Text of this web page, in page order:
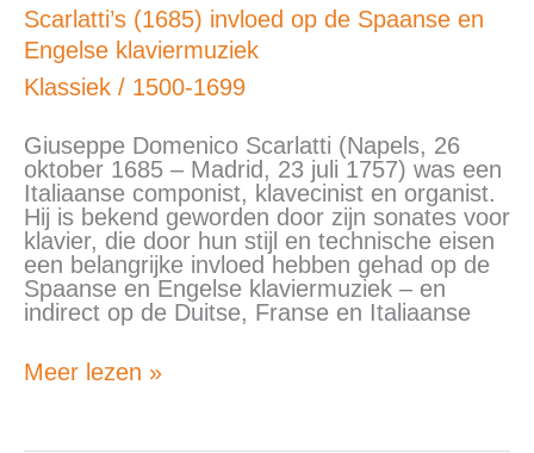
Scarlatti’s (1685) invloed op de Spaanse en
Engelse klaviermuziek
Klassiek / 1500-1699
Giuseppe Domenico Scarlatti (Napels, 26
oktober 1685 – Madrid, 23 juli 1757) was een
Italiaanse componist, klavecinist en organist.
Hij is bekend geworden door zijn sonates voor
klavier, die door hun stijl en technische eisen
een belangrijke invloed hebben gehad op de
Spaanse en Engelse klaviermuziek – en
indirect op de Duitse, Franse en Italiaanse
Scarlatti’s
(1685)
invloed
op
Spaanse
en
Engelse
klaviermuziek
Meer lezen »